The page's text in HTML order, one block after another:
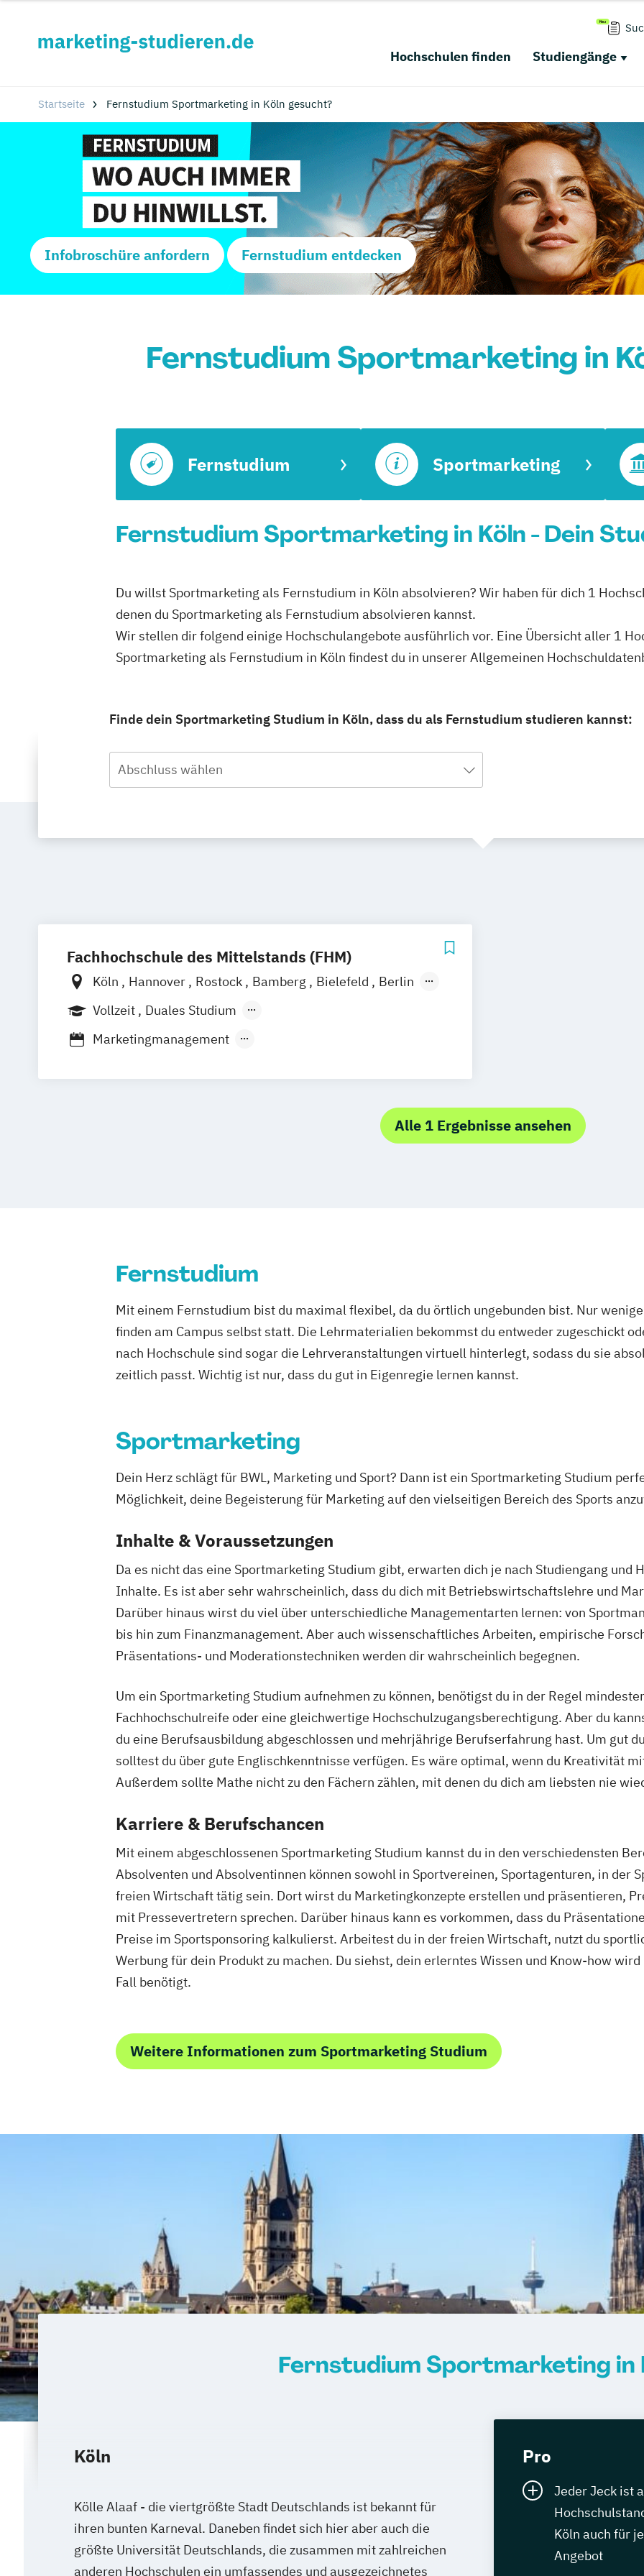
Hochschulen finden Studiengänge
Startseite Fernstudium Sportmarketing in Köln gesucht?
Infobroschüre anfordern Fernstudium entdecken
Fernstudium Sportmarketing in
Fernstudium Sportmarketing
Fernstudium Sportmarketing in Köln - Dein
Du willst Sportmarketing als Fernstudium in Köln absolvieren? Wir haben für dich 1
denen du Sportmarketing als Fernstudium absolvieren kannst.
Wir stellen dir folgend einige Hochschulangebote ausführlich vor. Eine Übersicht aller 1
Sportmarketing als Fernstudium in Köln findest du in unserer Allgemeinen
Finde dein Sportmarketing Studium in Köln, dass du als Fernstudium studieren kannst:
Abschluss wählen
Fachhochschule des Mittelstands (FHM)
Köln Hannover Rostock Bamberg Bielefeld
Berlin
Düren
Frechen Waldshut
Vollzeit
Duales Studium
Berufsbegleitendes Präsenzstudium
Marketingmanagement
Strategische Kommunikation & Digitales Marketing
Alle 1 Ergebnisse ansehen
Fernstudium
Mit einem Fernstudium bist du maximal flexibel, da du örtlich ungebunden bist. Nur
finden am Campus selbst statt. Die Lehrmaterialien bekommst du entweder zugeschickt
nach Hochschule sind sogar die Lehrveranstaltungen virtuell hinterlegt, sodass du sie
zeitlich passt. Wichtig ist nur, dass du gut in Eigenregie lernen kannst.
Sportmarketing
Dein Herz schlägt für BWL, Marketing und Sport? Dann ist ein Sportmarketing Studium
Möglichkeit, deine Begeisterung für Marketing auf den vielseitigen Bereich des Sports
Inhalte & Voraussetzungen
Da es nicht das eine Sportmarketing Studium gibt, erwarten dich je nach Studiengang und
Inhalte. Es ist aber sehr wahrscheinlich, dass du dich mit Betriebswirtschaftslehre und
Darüber hinaus wirst du viel über unterschiedliche Managementarten lernen: von
bis hin zum Finanzmanagement. Aber auch wissenschaftliches Arbeiten, empirische
Präsentations- und Moderationstechniken werden dir wahrscheinlich begegnen.
Um ein Sportmarketing Studium aufnehmen zu können, benötigst du in der Regel
Fachhochschulreife oder eine gleichwertige Hochschulzugangsberechtigung. Aber du
du eine Berufsausbildung abgeschlossen und mehrjährige Berufserfahrung hast. Um gut
solltest du über gute Englischkenntnisse verfügen. Es wäre optimal, wenn du Kreativität
Außerdem sollte Mathe nicht zu den Fächern zählen, mit denen du dich am liebsten nie
Karriere & Berufschancen
Mit einem abgeschlossenen Sportmarketing Studium kannst du in den verschiedensten
Absolventen und Absolventinnen können sowohl in Sportvereinen, Sportagenturen, in der
freien Wirtschaft tätig sein. Dort wirst du Marketingkonzepte erstellen und präsentieren,
mit Pressevertretern sprechen. Darüber hinaus kann es vorkommen, dass du
Preise im Sportsponsoring kalkulierst. Arbeitest du in der freien Wirtschaft, nutzt du
Werbung für dein Produkt zu machen. Du siehst, dein erlerntes Wissen und Know-how
Fall benötigt.
Weitere Informationen zum Sportmarketing Studium
Fernstudium Sportmarketing in
Köln
Kölle Alaaf - die viertgrößte Stadt Deutschlands ist bekannt für
ihren bunten Karneval. Daneben findet sich hier aber auch die
größte Universität Deutschlands, die zusammen mit zahlreichen
anderen Hochschulen ein umfassendes und ausgezeichnetes
Pro
Jeder Jeck ist
Köln auch für
Angebot